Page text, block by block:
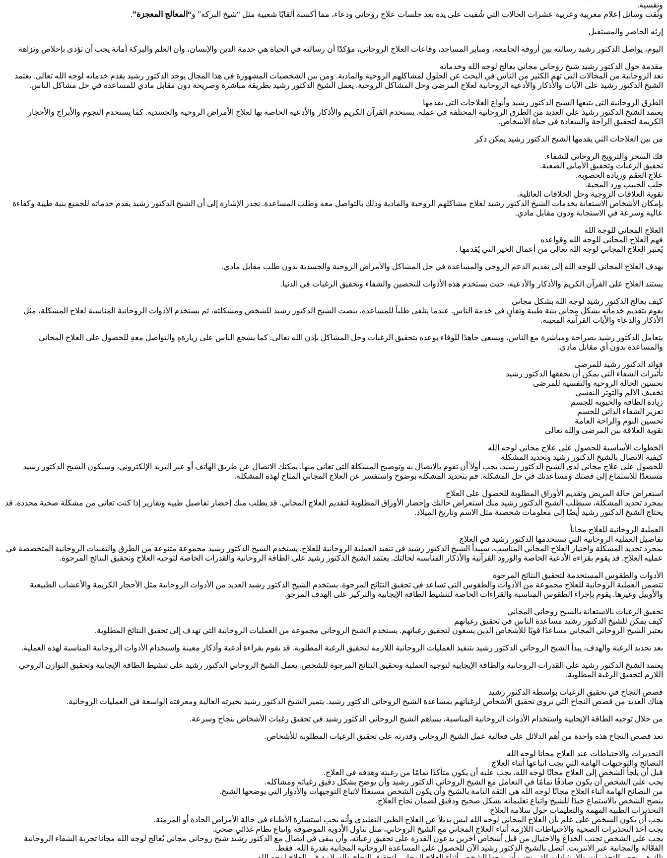
ونفسية.
وثّقت وسائل إعلام مغربية وعربية عشرات الحالات التي شُفيت على يده بعد جلسات علاج روحاني ودعاء، مما أكسبه ألقابًا شعبية مثل “شيخ البركة” و“المعالج المعجزة”.
إرثه الحاضر والمستقبل
اليوم، يواصل الدكتور رشيد رسالته بين أروقة الجامعة، ومنابر المساجد، وقاعات العلاج الروحاني، مؤكدًا أن رسالته في الحياة هي خدمة الدين والإنسان، وأن العلم والبركة أمانة يجب أن تؤدى بإخلاص ونزاهة
مقدمة حول الدكتور رشيد شيخ روحاني مجاني يعالج لوجه الله وخدماته
تعد الروحانية من المجالات التي تهم الكثير من الناس في البحث عن الحلول لمشاكلهم الروحية والمادية. ومن بين الشخصيات المشهورة في هذا المجال يوجد الدكتور رشيد يقدم خدماته لوجه الله تعالى. يعتمد
الشيخ الدكتور رشيد على الآيات والأذكار والأدعية الروحانية لعلاج المرضى وحل المشاكل الروحية. يعمل الشيخ الدكتور رشيد بطريقة مباشرة وصريحة دون مقابل مادي للمساعدة في حل مشاكل الناس.
الطرق الروحانية التي يتبعها الشيخ الدكتور رشيد وأنواع العلاجات التي يقدمها
يعتمد الشيخ الدكتور رشيد على العديد من الطرق الروحانية المختلفة في عمله. يستخدم القرآن الكريم والأذكار والأدعية الخاصة بها لعلاج الأمراض الروحية والجسدية. كما يستخدم النجوم والأبراج والأحجار
الكريمة لتحقيق الراحة والسعادة في حياة الأشخاص.
من بين العلاجات التي يقدمها الشيخ الدكتور رشيد يمكن ذكر
فك السحر والترويج الروحاني للشفاء.
تحقيق الرغبات وتحقيق الأماني الصعبة.
علاج العقم وزيادة الخصوبة.
جلب الحبيب ورد المحبة.
تقوية العلاقات الزوجية وحل الخلافات العائلية.
بإمكان الأشخاص الاستعانة بخدمات الشيخ الدكتور رشيد لعلاج مشاكلهم الروحية والمادية وذلك بالتواصل معه وطلب المساعدة. تجدر الإشارة إلى أن الشيخ الدكتور رشيد يقدم خدماته للجميع بنية طيبة وكفاءة
عالية وسرعة في الاستجابة ودون مقابل مادي.
العلاج المجاني للوجه الله
فهم العلاج المجاني للوجه الله وقواعده
يُعتبر العلاج المجاني لوجه الله تعالى من أعمال الخير التي يُقدمها .
يهدف العلاج المجاني للوجه الله إلى تقديم الدعم الروحي والمساعدة في حل المشاكل والأمراض الروحية والجسدية بدون طلب مقابل مادي.
يستند العلاج على القرآن الكريم والأذكار والأدعية، حيث يستخدم هذه الأدوات للتحصين والشفاء وتحقيق الرغبات في الدنيا.
كيف يعالج الدكتور رشيد لوجه الله بشكل مجاني
يقوم بتقديم خدماته بشكل مجاني بنية طيبة وتفانٍ في خدمة الناس. عندما يتلقى طلباً للمساعدة، ينصت الشيخ الدكتور رشيد للشخص ومشكلته، ثم يستخدم الأدوات الروحانية المناسبة لعلاج المشكلة، مثل
الأذكار والدعاء والأيات القرآنية المعينة.
يتعامل الدكتور رشيد بصراحة ومباشرة مع الناس، ويسعى جاهدًا للوفاء بوعده بتحقيق الرغبات وحل المشاكل بإذن الله تعالى. كما يشجع الناس على زيارةهِ والتواصل معهِ للحصول على العلاج المجاني
والمساعدة بدون أي مقابل مادي.
فوائد الدكتور رشيد للمرضى
تأثيرات الشفاء التي يمكن أن يحققها الدكتور رشيد
تحسين الحالة الروحية والنفسية للمرضى
تخفيف الألم والتوتر النفسي
زيادة الطاقة والحيوية للجسم
تعزيز الشفاء الذاتي للجسم
تحسين النوم والراحة العامة
تقوية العلاقة بين المرضى والله تعالى
الخطوات الأساسية للحصول على علاج مجاني لوجه الله
كيفية الاتصال بالشيخ الدكتور رشيد وتحديد المشكلة
للحصول على علاج مجاني لدى الشيخ الدكتور رشيد، يجب أولاً أن تقوم بالاتصال به وتوضيح المشكلة التي تعاني منها. يمكنك الاتصال عن طريق الهاتف أو عبر البريد الإلكتروني، وسيكون الشيخ الدكتور رشيد
مستعدًا للاستماع إلى قصتك ومساعدتك في حل المشكلة. قم بتحديد المشكلة بوضوح واستفسر عن العلاج المجاني المتاح لهذه المشكلة.
استعراض حالة المريض وتقديم الأوراق المطلوبة للحصول على العلاج
بمجرد تحديد المشكلة، سيطلب الشيخ الدكتور رشيد منك استعراض حالتك وإحضار الأوراق المطلوبة لتقديم العلاج المجاني. قد يطلب منك إحضار تفاصيل طبية وتقارير إذا كنت تعاني من مشكلة صحية محددة. قد
يحتاج الشيخ الدكتور رشيد أيضًا إلى معلومات شخصية مثل الاسم وتاريخ الميلاد.
العملية الروحانية للعلاج مجاناً
تفاصيل العملية الروحانية التي يستخدمها الدكتور رشيد في العلاج
بمجرد تحديد المشكلة واختيار العلاج المجاني المناسب، سيبدأ الشيخ الدكتور رشيد في تنفيذ العملية الروحانية للعلاج. يستخدم الشيخ الدكتور رشيد مجموعة متنوعة من الطرق والتقنيات الروحانية المتخصصة في
عملية العلاج. قد يقوم بقراءة الأدعية الخاصة والورود القرآنية والأذكار المناسبة لحالتك. يعتمد الشيخ الدكتور رشيد على الطاقة الروحانية والقدرات الخاصة لتوجيه العلاج وتحقيق النتائج المرجوة.
الأدوات والطقوس المستخدمة لتحقيق النتائج المرجوة
تتضمن العملية الروحانية للعلاج مجموعة من الأدوات والطقوس التي تساعد في تحقيق النتائج المرجوة. يستخدم الشيخ الدكتور رشيد العديد من الأدوات الروحانية مثل الأحجار الكريمة والأعشاب الطبيعية
والأوبيل وغيرها. يقوم بإجراء الطقوس المناسبة والقراءات الخاصة لتنشيط الطاقة الإيجابية والتركيز على الهدف المرجو.
تحقيق الرغبات بالاستعانة بالشيخ روحاني المجاني
كيف يمكن للشيخ الدكتور رشيد مساعدة الناس في تحقيق رغباتهم
يعتبر الشيخ الروحاني المجاني مساعدًا قويًا للأشخاص الذين يسعون لتحقيق رغباتهم. يستخدم الشيخ الروحاني مجموعة من العمليات الروحانية التي تهدف إلى تحقيق النتائج المطلوبة.
بعد تحديد الرغبة والهدف، يبدأ الشيخ الروحاني الدكتور رشيد بتنفيذ العمليات الروحانية اللازمة لتحقيق الرغبة المطلوبة. قد يقوم بقراءة أدعية وأذكار معينة واستخدام الأدوات الروحانية المناسبة لهذه العملية.
يعتمد الشيخ الدكتور رشيد على القدرات الروحانية والطاقة الإيجابية لتوجيه العملية وتحقيق النتائج المرجوة للشخص. يعمل الشيخ الروحاني الدكتور رشيد على تنشيط الطاقة الإيجابية وتحقيق التوازن الروحي
اللازم لتحقيق الرغبة المطلوبة.
قصص النجاح في تحقيق الرغبات بواسطة الدكتور رشيد
هناك العديد من قصص النجاح التي تروي تحقيق الأشخاص لرغباتهم بمساعدة الشيخ الروحاني الدكتور رشيد. يتميز الشيخ الدكتور رشيد بخبرته العالية ومعرفته الواسعة في العمليات الروحانية.
من خلال توجيه الطاقة الإيجابية واستخدام الأدوات الروحانية المناسبة، يساهم الشيخ الروحاني الدكتور رشيد في تحقيق رغبات الأشخاص بنجاح وسرعة.
تعد قصص النجاح هذه واحدة من أهم الدلائل على فعالية عمل الشيخ الروحاني وقدرته على تحقيق الرغبات المطلوبة للأشخاص.
التحذيرات والاحتياطات عند العلاج مجانا لوجه الله
النصائح والتوجيهات الهامة التي يجب اتباعها أثناء العلاج
قبل أن يلجأ الشخص إلى العلاج مجانًا لوجه الله، يجب عليه أن يكون متأكدًا تمامًا من رغبته وهدفه في العلاج.
يجب على الشخص أن يكون صادقًا تمامًا في التعامل مع الشيخ الروحاني الدكتور رشيد وأن يوضح بشكل دقيق رغباته ومشاكله.
من النصائح الهامة أثناء العلاج مجانًا لوجه الله هي الثقة التامة بالشيخ وأن يكون الشخص مستعدًا لاتباع التوجيهات والأدوار التي يوضحها الشيخ.
ينصح الشخص بالاستماع جيدًا للشيخ واتباع تعليماته بشكل صحيح ودقيق لضمان نجاح العلاج.
التحذيرات الطبية المهمة والتعليمات حول سلامة العلاج
يجب أن يكون الشخص على علم بأن العلاج المجاني لوجه الله ليس بديلاً عن العلاج الطبي التقليدي وأنه يجب استشارة الأطباء في حالة الأمراض الحادة أو المزمنة.
يجب أخذ التحذيرات الصحية والاحتياطات اللازمة أثناء العلاج المجاني مع الشيخ الروحاني، مثل تناول الأدوية الموصوفة واتباع نظام غذائي صحي.
يجب على الشخص تجنب الخداع والاحتيال من قبل أشخاص آخرين يدعون القدرة على تحقيق رغباته، وأن يبقى في اتصال مع الدكتور رشيد شيخ روحاني مجاني يُعالج لوجه الله مجانا تجربة الشفاء الروحانية
الفعّالة والمجانية عبر الانترنت. اتصل بالشيخ الدكتور رشيد الآن للحصول على المساعدة الروحانية المجانية بقدرة الله. فقط.